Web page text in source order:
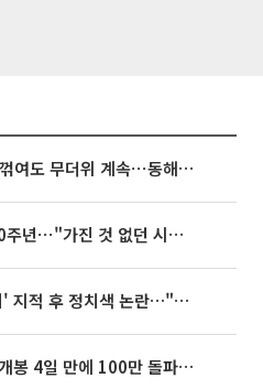
[내일 날씨] 폭염 한풀 꺾여도 무더위 계속⋯동해안 이틀 연속 비
임영웅, 어느덧 데뷔 10주년⋯"가진 것 없던 시절, 내 앞엔 20명의 팬뿐"
김희철, '뒤집힌 태극기' 지적 후 정치색 논란…"좌우 떠나 우리나라 국기"
놀란 감독 '오디세이', 개봉 4일 만에 100만 돌파⋯'왕사남' 보다 빠르다